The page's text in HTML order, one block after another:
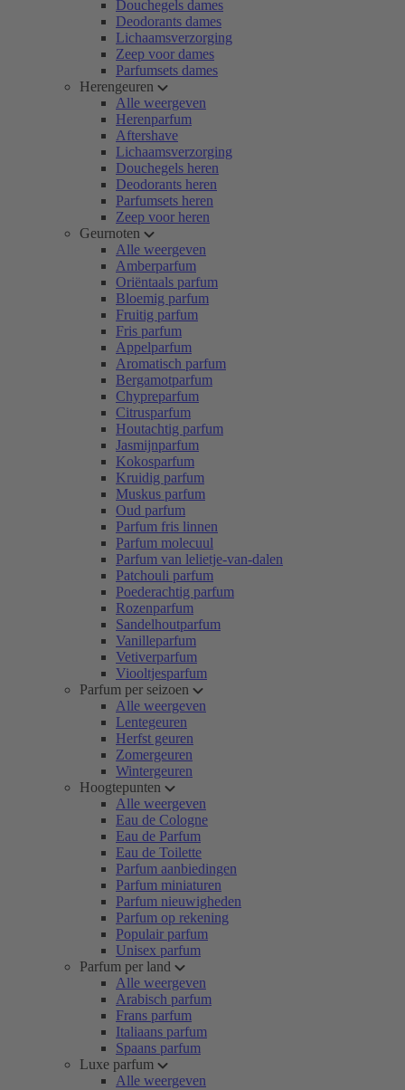
Douchegels dames
Deodorants dames
Lichaamsverzorging
Zeep voor dames
Parfumsets dames
Herengeuren
Alle weergeven
Herenparfum
Aftershave
Lichaamsverzorging
Douchegels heren
Deodorants heren
Parfumsets heren
Zeep voor heren
Geurnoten
Alle weergeven
Amberparfum
Oriëntaals parfum
Bloemig parfum
Fruitig parfum
Fris parfum
Appelparfum
Aromatisch parfum
Bergamotparfum
Chypreparfum
Citrusparfum
Houtachtig parfum
Jasmijnparfum
Kokosparfum
Kruidig parfum
Muskus parfum
Oud parfum
Parfum fris linnen
Parfum molecuul
Parfum van lelietje-van-dalen
Patchouli parfum
Poederachtig parfum
Rozenparfum
Sandelhoutparfum
Vanilleparfum
Vetiverparfum
Viooltjesparfum
Parfum per seizoen
Alle weergeven
Lentegeuren
Herfst geuren
Zomergeuren
Wintergeuren
Hoogtepunten
Alle weergeven
Eau de Cologne
Eau de Parfum
Eau de Toilette
Parfum aanbiedingen
Parfum miniaturen
Parfum nieuwigheden
Parfum op rekening
Populair parfum
Unisex parfum
Parfum per land
Alle weergeven
Arabisch parfum
Frans parfum
Italiaans parfum
Spaans parfum
Luxe parfum
Alle weergeven